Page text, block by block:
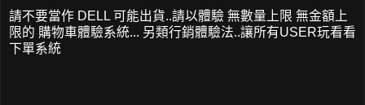
請不要當作 DELL 可能出貨..請以體驗 無數量上限 無金額上
限的 購物車體驗系統... 另類行銷體驗法..讓所有USER玩看看
下單系統